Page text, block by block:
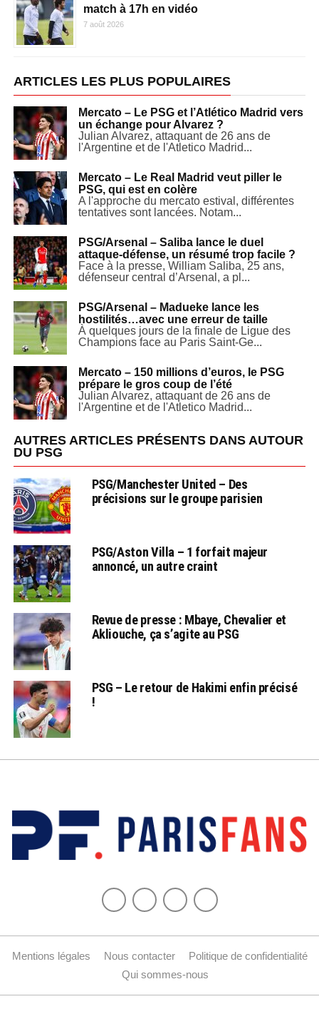
match à 17h en vidéo
7 août 2026
ARTICLES LES PLUS POPULAIRES
Mercato – Le PSG et l’Atlético Madrid vers
un échange pour Alvarez ?
Julian Alvarez, attaquant de 26 ans de
l'Argentine et de l'Atletico Madrid...
Mercato – Le Real Madrid veut piller le
PSG, qui est en colère
A l'approche du mercato estival, différentes
tentatives sont lancées. Notam...
PSG/Arsenal – Saliba lance le duel
attaque-défense, un résumé trop facile ?
Face à la presse, William Saliba, 25 ans,
défenseur central d’Arsenal, a pl...
PSG/Arsenal – Madueke lance les
hostilités…avec une erreur de taille
À quelques jours de la finale de Ligue des
Champions face au Paris Saint-Ge...
Mercato – 150 millions d’euros, le PSG
prépare le gros coup de l’été
Julian Alvarez, attaquant de 26 ans de
l'Argentine et de l'Atletico Madrid...
AUTRES ARTICLES PRÉSENTS DANS AUTOUR
DU PSG
PSG/Manchester United – Des
précisions sur le groupe parisien
PSG/Aston Villa – 1 forfait majeur
annoncé, un autre craint
Revue de presse : Mbaye, Chevalier et
Akliouche, ça s’agite au PSG
PSG – Le retour de Hakimi enfin précisé
!
Mentions légales Nous contacter
Politique de confidentialité
Qui sommes-nous